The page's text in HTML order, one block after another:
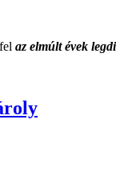
az elmúlt évek